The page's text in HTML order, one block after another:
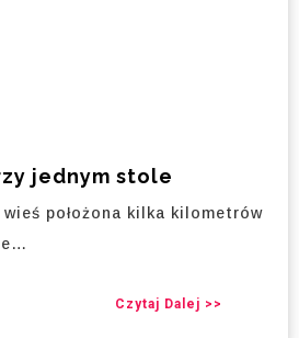
jednym stole
wieś położona kilka kilometrów
Czytaj Dalej >>